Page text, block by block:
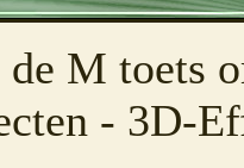
M toets
- 3D-